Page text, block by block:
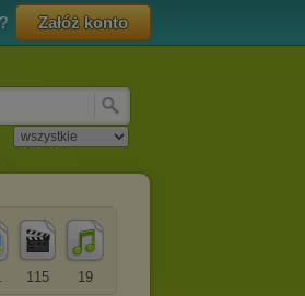
Załóż konto
19
115